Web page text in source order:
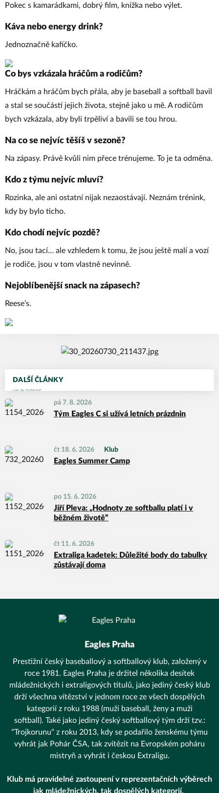
DALŠÍ ČLÁNKY
pá 7. 8. 2026
Tým Eagles C si užívá letních prázdnin
čt 18. 6. 2026 Klub
Eagles Summer Camp
po 15. 6. 2026
Jiří Pleva: „Hodnoty ze softballu platí i v
běžném životě“
čt 11. 6. 2026
Extraliga kadetek: Důležité body do tabulky
zůstávají doma
Pokec s kamarádkami, dobrý film, knížka nebo výlet.
Káva nebo energy drink?
Jednoznačně kafíčko.
Co bys vzkázala hráčům a rodičům?
Hráčkám a hráčům bych přála, aby je baseball a softball bavil
a stal se součástí jejich života, stejně jako u mě. A rodičům
bych vzkázala, aby byli trpěliví a bavili se tou hrou.
Na co se nejvíc těšíš v sezoně?
Na zápasy. Právě kvůli nim přece trénujeme. To je ta odměna.
Kdo z týmu nejvíc mluví?
Rozinka, ale ani ostatní nijak nezaostávají. Neznám trénink,
kdy by bylo ticho.
Kdo chodí nejvíc pozdě?
No, jsou tací… ale vzhledem k tomu, že jsou ještě malí a vozí
je rodiče, jsou v tom vlastně nevinně.
Nejoblíbenější snack na zápasech?
Reese’s.
Eagles Praha
Prestižní český baseballový a softballový klub, založený v
roce 1981. Eagles Praha je držitel několika desítek
mládežnických i extraligových titulů, jako jediný český klub
drží všechna vítězství v jednom roce ze všech dospělých
kategorií z roku 1988 (muži baseball, ženy a muži
softball). Také jako jediný český softballový tým drží tzv.:
"Trojkorunu" z roku 2013, kdy se podařilo ženskému týmu
vyhrát jak Pohár ČSA, tak zvítězit na Evropském poháru
mistryň a vyhrát i českou Extraligu.
Klub má pravidelné zastoupení v reprezentačních výběrech
jak mládežnických, tak dospělých kategorií.